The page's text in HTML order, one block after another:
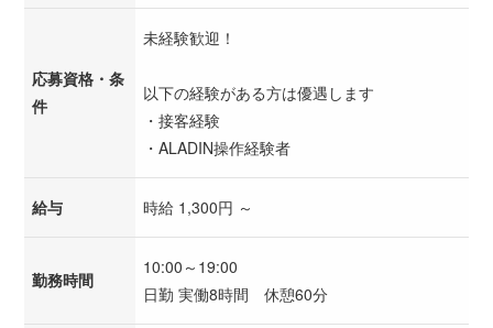
応募資格・条
件
未経験歓迎！
以下の経験がある方は優遇します
・接客経験
・ALADIN操作経験者
給与 時給 1,300円 ～
勤務時間
10:00～19:00
日勤 実働8時間 休憩60分